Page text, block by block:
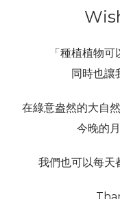
「種植植物
同時也讓
在綠意盎然的大自
今晚的
我們也可以每天